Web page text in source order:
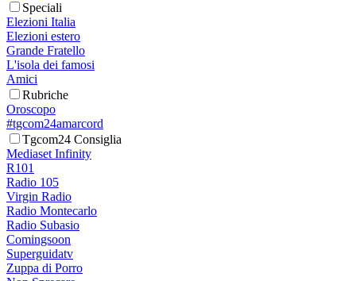
Speciali
Elezioni Italia
Elezioni estero
Grande Fratello
L'isola dei famosi
Amici
Rubriche
Oroscopo
#tgcom24amarcord
Tgcom24 Consiglia
Mediaset Infinity
R101
Radio 105
Virgin Radio
Radio Montecarlo
Radio Subasio
Comingsoon
Superguidatv
Zuppa di Porro